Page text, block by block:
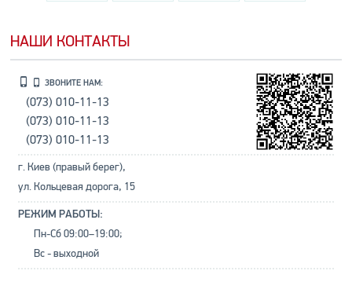
НАШИ КОНТАКТЫ
ЗВОНИТЕ НАМ:
(073) 010-11-13
(073) 010-11-13
(073) 010-11-13
г. Киев (правый берег),
ул. Кольцевая дорога, 15
РЕЖИМ РАБОТЫ:
Пн-Сб 09:00–19:00;
Вс - выходной